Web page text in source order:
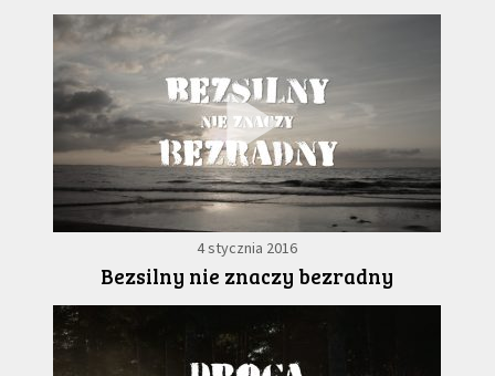
4 stycznia 2016
Bezsilny nie znaczy bezradny